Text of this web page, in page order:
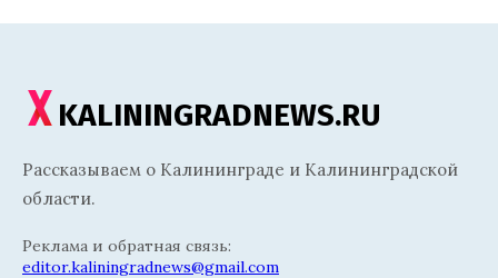
KALININGRADNEWS.RU
Рассказываем о Калининграде и Калининградской
области.
Реклама и обратная связь:
editor.kaliningradnews@gmail.com